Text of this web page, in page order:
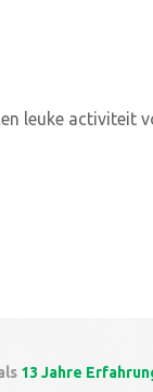
leuke activiteit
Ausland